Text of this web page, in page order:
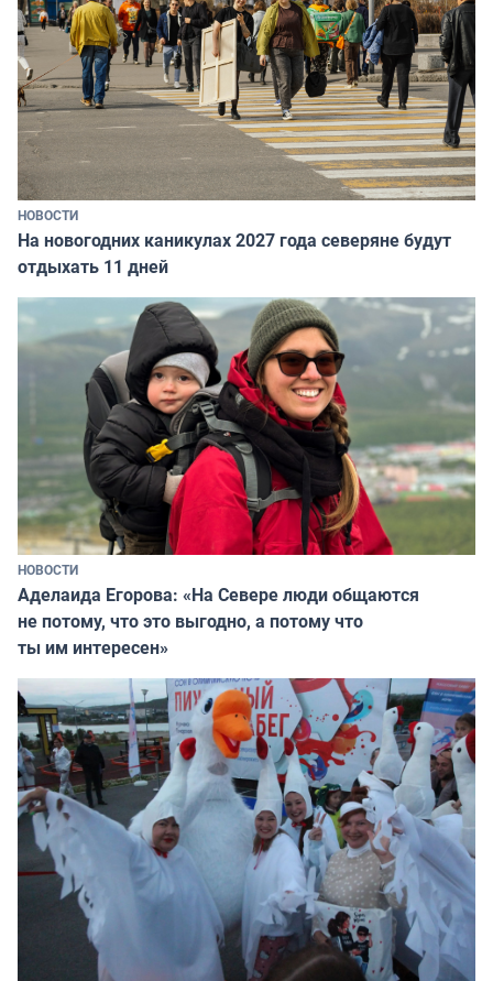
НОВОСТИ
На новогодних каникулах 2027 года северяне будут
отдыхать 11 дней
НОВОСТИ
Аделаида Егорова: «На Севере люди общаются
не потому, что это выгодно, а потому что
ты им интересен»